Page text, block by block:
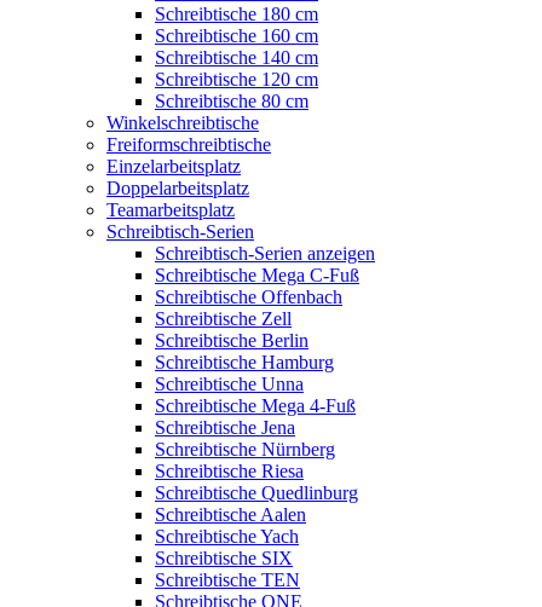
Schreibtische 180 cm
Schreibtische 160 cm
Schreibtische 140 cm
Schreibtische 120 cm
Schreibtische 80 cm
Winkelschreibtische
Freiformschreibtische
Einzelarbeitsplatz
Doppelarbeitsplatz
Teamarbeitsplatz
Schreibtisch-Serien
Schreibtisch-Serien anzeigen
Schreibtische Mega C-Fuß
Schreibtische Offenbach
Schreibtische Zell
Schreibtische Berlin
Schreibtische Hamburg
Schreibtische Unna
Schreibtische Mega 4-Fuß
Schreibtische Jena
Schreibtische Nürnberg
Schreibtische Riesa
Schreibtische Quedlinburg
Schreibtische Aalen
Schreibtische Yach
Schreibtische SIX
Schreibtische TEN
Schreibtische ONE